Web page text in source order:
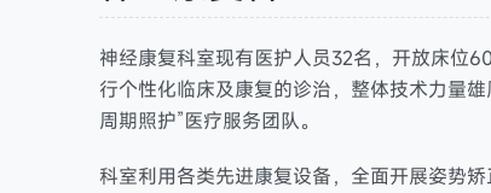
神经康复科室现有医护人员32名，开放床位
行个性化临床及康复的诊治，整体技术力量
周期照护”医疗服务团队。
科室利用各类先进康复设备，全面开展姿势